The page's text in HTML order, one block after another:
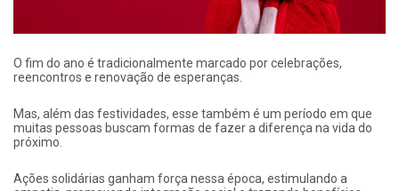
O fim do ano é tradicionalmente marcado por celebrações,
reencontros e renovação de esperanças.
Mas, além das festividades, esse também é um período em que
muitas pessoas buscam formas de fazer a diferença na vida do
próximo.
Ações solidárias ganham força nessa época, estimulando a